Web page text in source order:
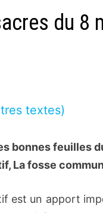
du 8
textes)
bonnes feuilles
La fosse
est un apport